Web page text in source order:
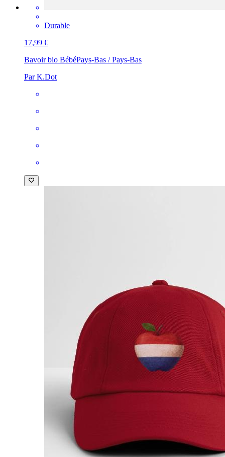
Durable
17,99 €
Bavoir bio BébéPays-Bas / Pays-Bas
Par K.Dot